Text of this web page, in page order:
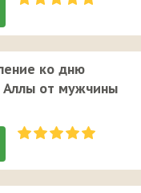
ко дню
Аллы от мужчины